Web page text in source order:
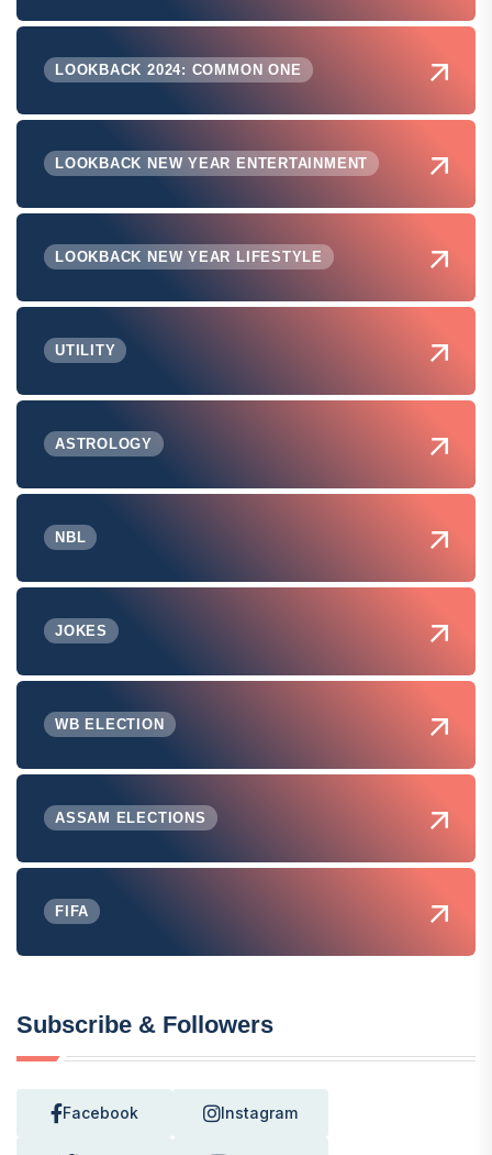
LOOKBACK 2024: COMMON ONE
LOOKBACK NEW YEAR ENTERTAINMENT
LOOKBACK NEW YEAR LIFESTYLE
UTILITY
ASTROLOGY
NBL
JOKES
WB ELECTION
ASSAM ELECTIONS
FIFA
Subscribe & Followers
Facebook Instagram